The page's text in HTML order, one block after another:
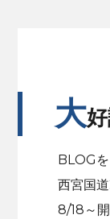
大
BLOG
西宮国
8/18～